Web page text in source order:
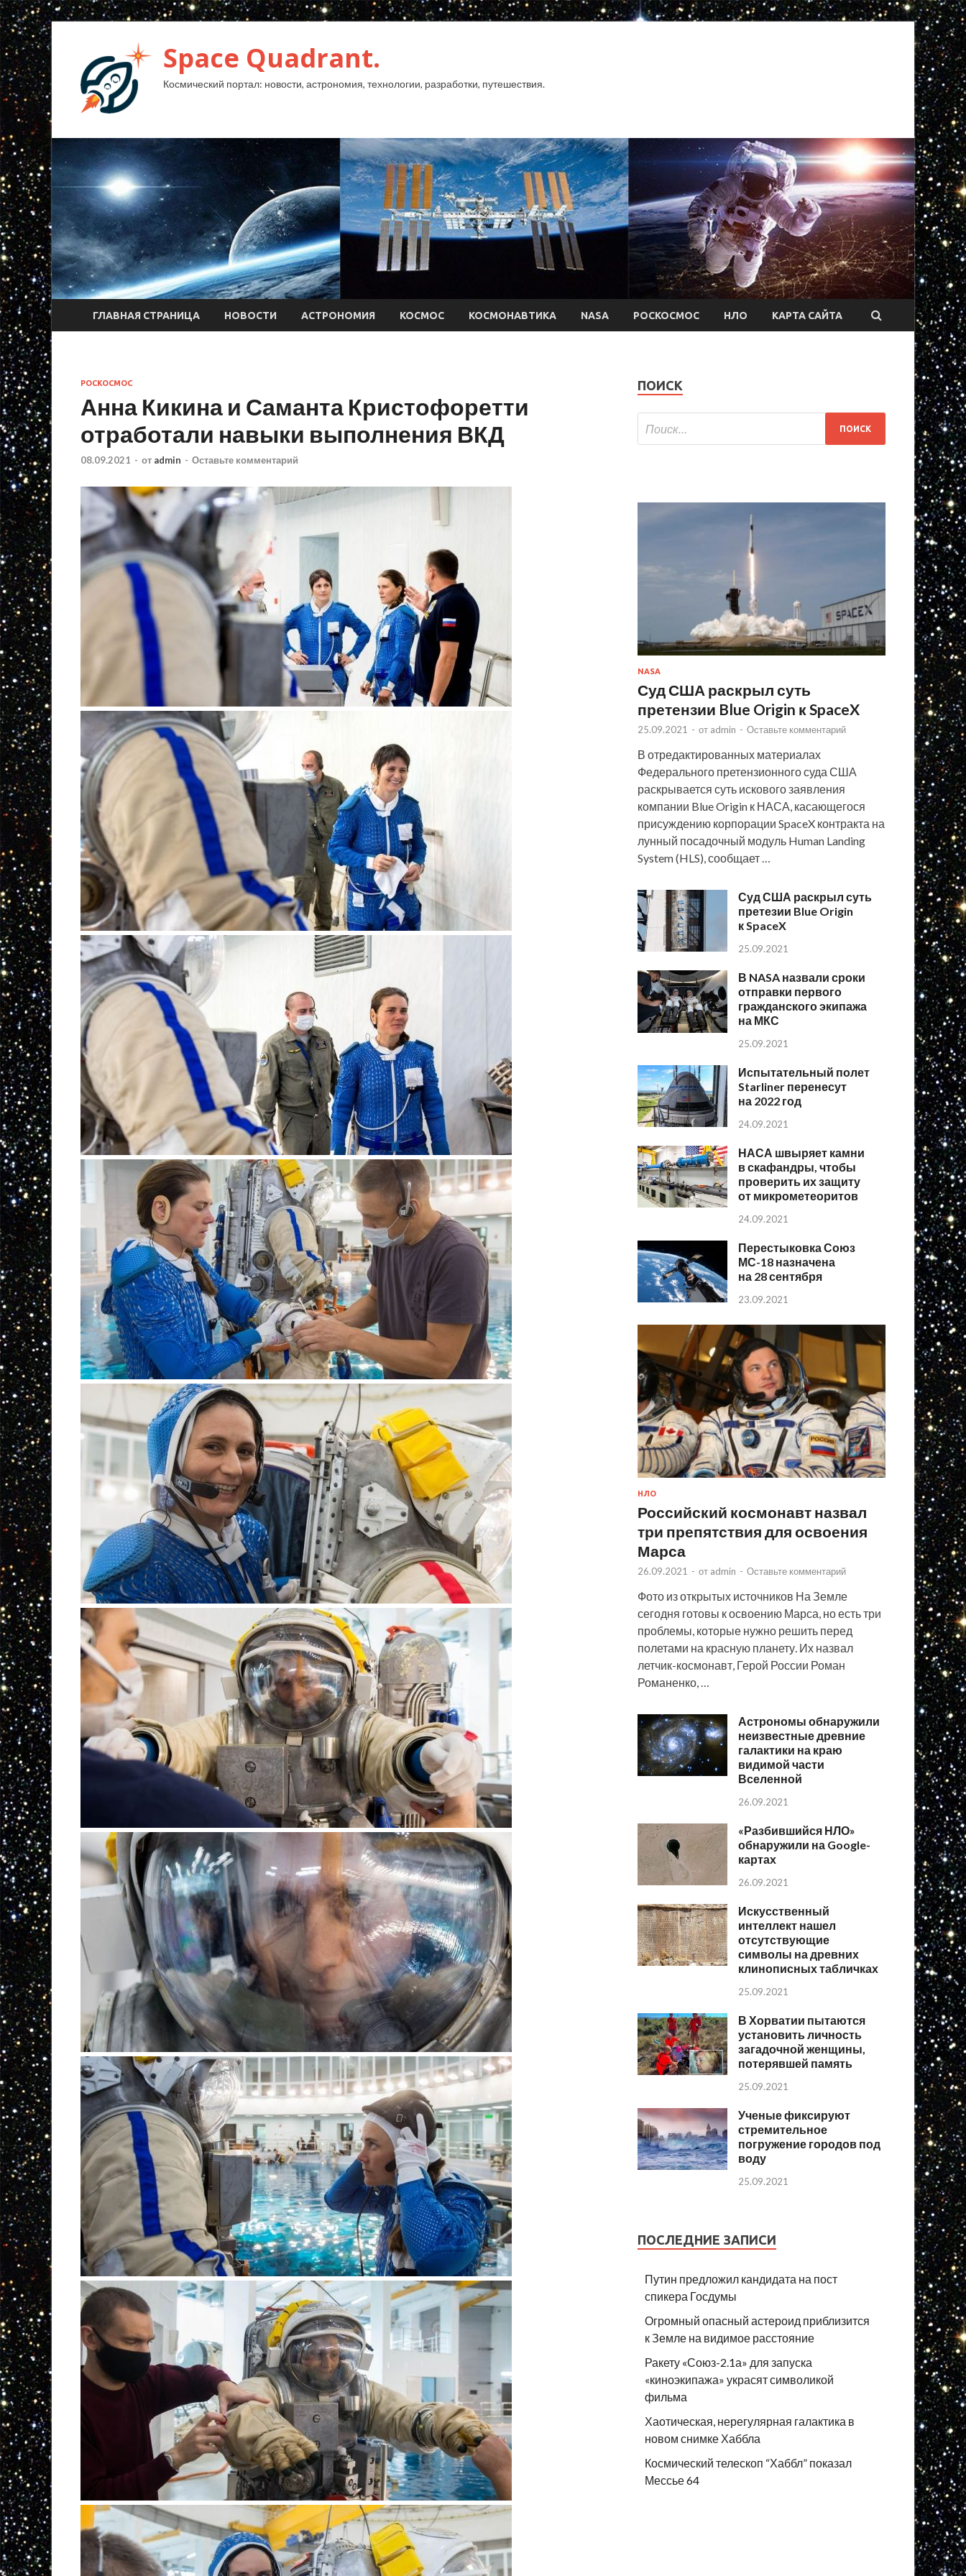
Space Quadrant.
Космический портал: новости, астрономия, технологии, разработки, путешествия.
ГЛАВНАЯ СТРАНИЦА НОВОСТИ АСТРОНОМИЯ КОСМОС КОСМОНАВТИКА NASA РОСКОСМОС НЛО КАРТА САЙТА
РОСКОСМОС
Анна Кикина и Саманта Кристофоретти
отработали навыки выполнения ВКД
08.09.2021 - от admin - Оставьте комментарий
ПОИСК
NASA
Суд США раскрыл суть
претензии Blue Origin к SpaceX
25.09.2021 - от admin - Оставьте комментарий
В отредактированных материалах
Федерального претензионного суда США
раскрывается суть искового заявления
компании Blue Origin к НАСА, касающегося
присуждению корпорации SpaceX контракта на
лунный посадочный модуль Human Landing
System (HLS), сообщает …
Суд США раскрыл суть
претезии Blue Origin
к SpaceX
25.09.2021
В NASA назвали сроки
отправки первого
гражданского экипажа
на МКС
25.09.2021
Испытательный полет
Starliner перенесут
на 2022 год
24.09.2021
НАСА швыряет камни
в скафандры, чтобы
проверить их защиту
от микрометеоритов
24.09.2021
Перестыковка Союз
МС-18 назначена
на 28 сентября
23.09.2021
НЛО
Российский космонавт назвал
три препятствия для освоения
Марса
26.09.2021 - от admin - Оставьте комментарий
Фото из открытых источников На Земле
сегодня готовы к освоению Марса, но есть три
проблемы, которые нужно решить перед
полетами на красную планету. Их назвал
летчик-космонавт, Герой России Роман
Романенко, …
Астрономы обнаружили
неизвестные древние
галактики на краю
видимой части
Вселенной
26.09.2021
«Разбившийся НЛО»
обнаружили на Google-
картах
26.09.2021
Искусственный
интеллект нашел
отсутствующие
символы на древних
клинописных табличках
25.09.2021
В Хорватии пытаются
установить личность
загадочной женщины,
потерявшей память
25.09.2021
Ученые фиксируют
стремительное
погружение городов под
воду
25.09.2021
ПОСЛЕДНИЕ ЗАПИСИ
Путин предложил кандидата на пост
спикера Госдумы
Огромный опасный астероид приблизится
к Земле на видимое расстояние
Ракету «Союз-2.1а» для запуска
«киноэкипажа» украсят символикой
фильма
Хаотическая, нерегулярная галактика в
новом снимке Хаббла
Космический телескоп “Хаббл” показал
Мессье 64